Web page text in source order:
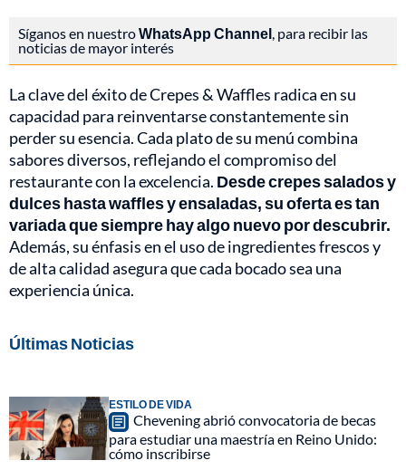
Síganos en nuestroWhatsApp Channel, para recibir las
noticias de mayor interés
La clave del éxito de Crepes & Waffles radica en su
capacidad para reinventarse constantemente sin
perder su esencia. Cada plato de su menú combina
sabores diversos, reflejando el compromiso del
restaurante con la excelencia. Desde crepes salados y
dulces hasta waffles y ensaladas, su oferta es tan
variada que siempre hay algo nuevo por descubrir.
Además, su énfasis en el uso de ingredientes frescos y
de alta calidad asegura que cada bocado sea una
experiencia única.
Últimas Noticias
ESTILO DE VIDA
Chevening abrió convocatoria de becas
para estudiar una maestría en Reino Unido:
cómo inscribirse